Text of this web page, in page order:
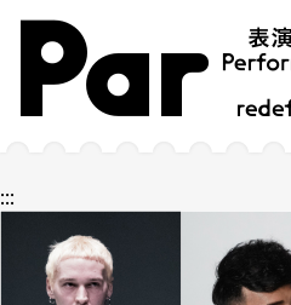
跳到主要内容区块
网站导览
:::